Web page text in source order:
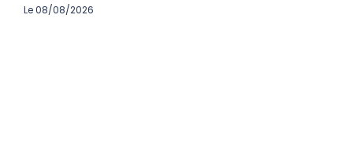
Le 08/08/2026